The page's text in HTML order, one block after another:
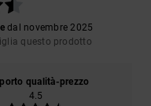
dal novembre 2025
questo prodotto
qualità-prezzo
4.5